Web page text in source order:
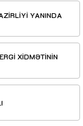
YANINDA
XİDMƏTİNİN